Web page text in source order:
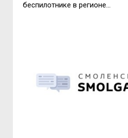
беспилотнике в регионе...